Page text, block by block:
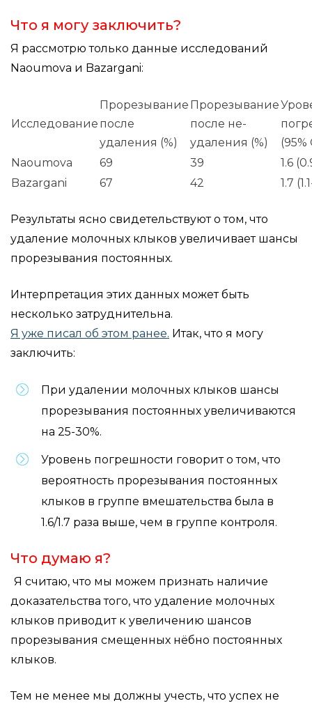
Что я могу заключить?
Я рассмотрю только данные исследований
Naoumova и Bazargani:
Исследование
Прорезывание
после
удаления (%)
Прорезывание
после не-
удаления (%)
(95%
Naoumova
69 39
1.6
Bazargani
67 42 1.7
Результаты ясно свидетельствуют о том, что
удаление молочных клыков увеличивает шансы
прорезывания постоянных.
Интерпретация этих данных может быть
несколько затруднительна.
Я уже писал об этом ранее. Итак, что я могу
заключить:
При удалении молочных клыков шансы
прорезывания постоянных увеличиваются
на 25-30%.
Уровень погрешности говорит о том, что
вероятность прорезывания постоянных
клыков в группе вмешательства была в
1.6/1.7 раза выше, чем в группе контроля.
Что думаю я?
Я считаю, что мы можем признать наличие
доказательства того, что удаление молочных
клыков приводит к увеличению шансов
прорезывания смещенных нёбно постоянных
клыков.
Тем не менее мы должны учесть, что успех не